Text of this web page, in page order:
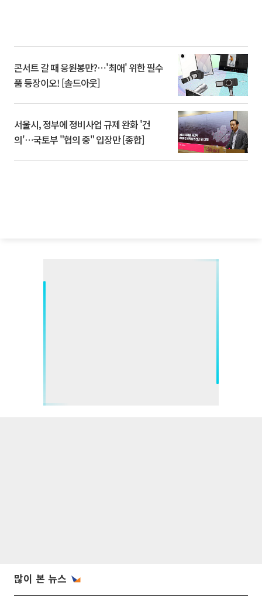
콘서트 갈 때 응원봉만?⋯'최애' 위한 필수
품 등장이오! [솔드아웃]
서울시, 정부에 정비사업 규제 완화 '건
의'⋯국토부 "협의 중" 입장만 [종합]
많이 본 뉴스